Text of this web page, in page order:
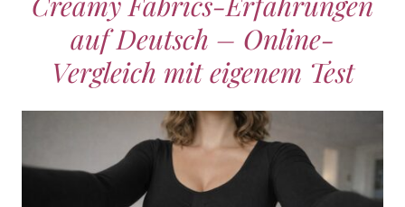
auf Deutsch – Online-
Vergleich mit eigenem Test